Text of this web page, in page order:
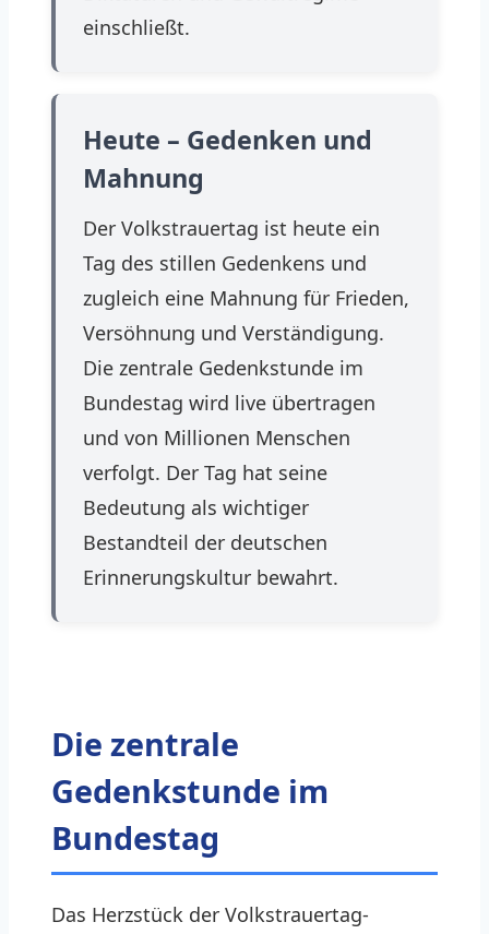
einschließt.
Heute – Gedenken und
Mahnung
Der Volkstrauertag ist heute ein
Tag des stillen Gedenkens und
zugleich eine Mahnung für Frieden,
Versöhnung und Verständigung.
Die zentrale Gedenkstunde im
Bundestag wird live übertragen
und von Millionen Menschen
verfolgt. Der Tag hat seine
Bedeutung als wichtiger
Bestandteil der deutschen
Erinnerungskultur bewahrt.
Die zentrale
Gedenkstunde im
Bundestag
Das Herzstück der Volkstrauertag-